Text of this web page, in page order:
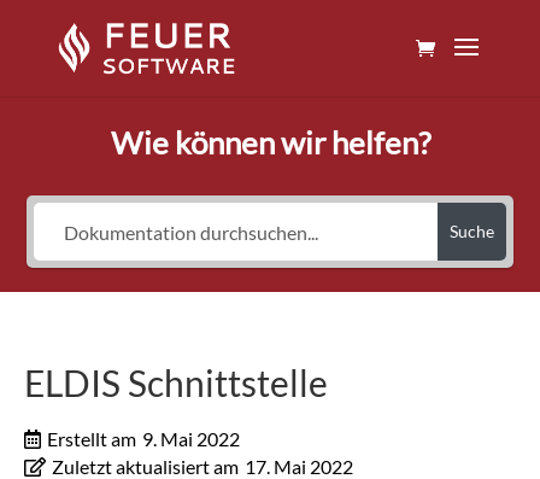
Wie können wir helfen?
Suche
ELDIS Schnittstelle
Erstellt am 9. Mai 2022
Zuletzt aktualisiert am 17. Mai 2022